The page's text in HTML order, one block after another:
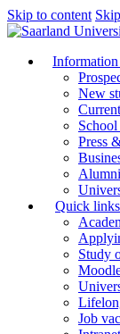
Skip to content
New
School
Press
Alumni
Quick links
Study
Job